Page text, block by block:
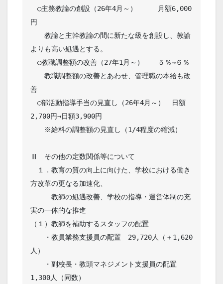
○主務教諭の創設（26年4月～）　　　月額6,000
円
教諭と主幹教諭の間に新たな級を創設し、教諭
よりも高い処遇とする。
○教職調整額の改善（27年1月～）　　５％→６％
教職調整額の改善とあわせ、管理職の本給も改
善
○部活動指導手当の見直し（26年4月～）　日額
2,700円→日額3,900円
※給料の調整額の見直し（1/4程度の縮減）
Ⅲ　その他の定数関係等について
１．教育の質の向上に向けた、学校における働き
方改革の更なる加速化、
教師の処遇改善、学校の指導・運営体制の充
実の一体的な推進
（１）教師を補助するスタッフの配置
・教員業務支援員の配置　29,720人（＋1,620
人）
・副校長・教頭マネジメント支援員の配置
1,300人（同数）